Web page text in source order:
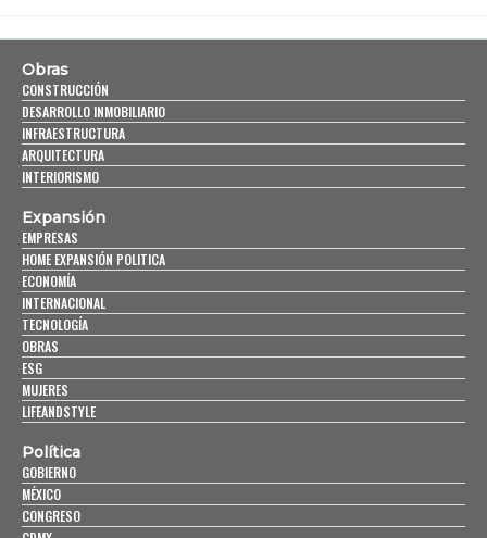
Obras
CONSTRUCCIÓN
DESARROLLO INMOBILIARIO
INFRAESTRUCTURA
ARQUITECTURA
INTERIORISMO
Expansión
EMPRESAS
HOME EXPANSIÓN POLITICA
ECONOMÍA
INTERNACIONAL
TECNOLOGÍA
OBRAS
ESG
MUJERES
LIFEANDSTYLE
Política
GOBIERNO
MÉXICO
CONGRESO